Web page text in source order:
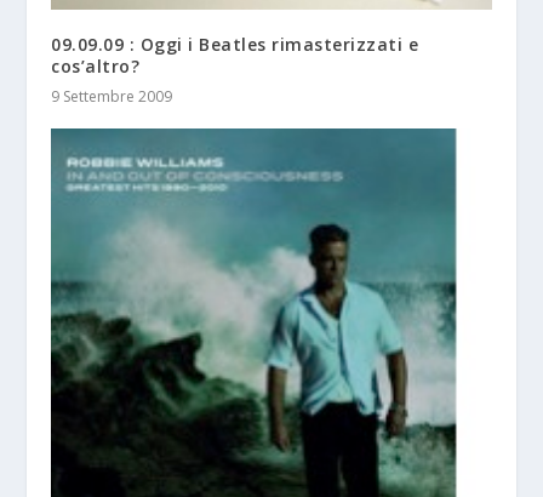
09.09.09 : Oggi i Beatles rimasterizzati e
cos’altro?
9 Settembre 2009